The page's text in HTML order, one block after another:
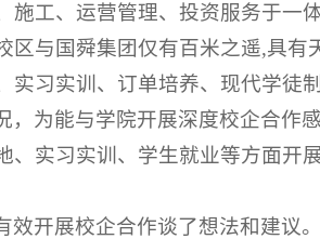
工、运营管理、投资服务于一
与国舜集团仅有百米之遥,具有
习实训、订单培养、现代学徒
为能与学院开展深度校企合作
实习实训、学生就业等方面开
开展校企合作谈了想法和建议